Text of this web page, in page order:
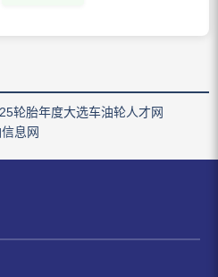
轮胎年度大选车油轮人才网
息网